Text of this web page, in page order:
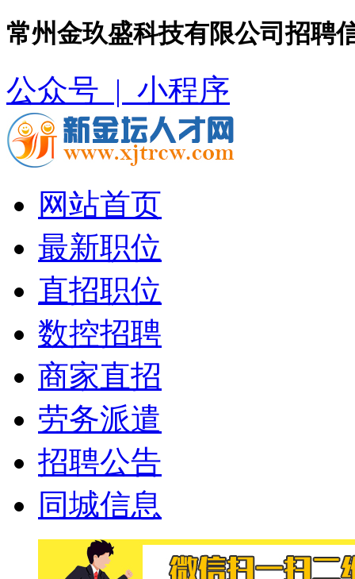
常州金玖盛科技有限公司招聘
公众号 | 小程序
网站首页
最新职位
直招职位
数控招聘
商家直招
劳务派遣
招聘公告
同城信息